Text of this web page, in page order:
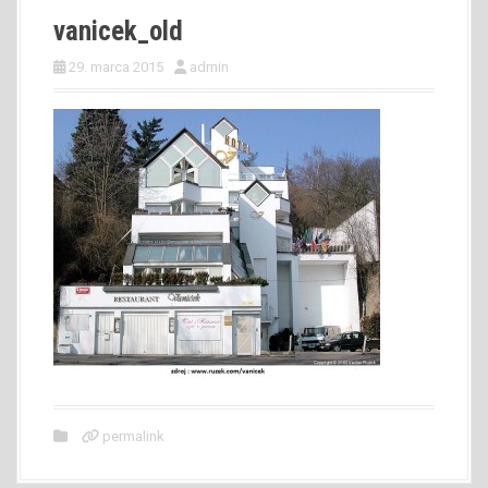
vanicek_old
29. marca 2015 admin
permalink